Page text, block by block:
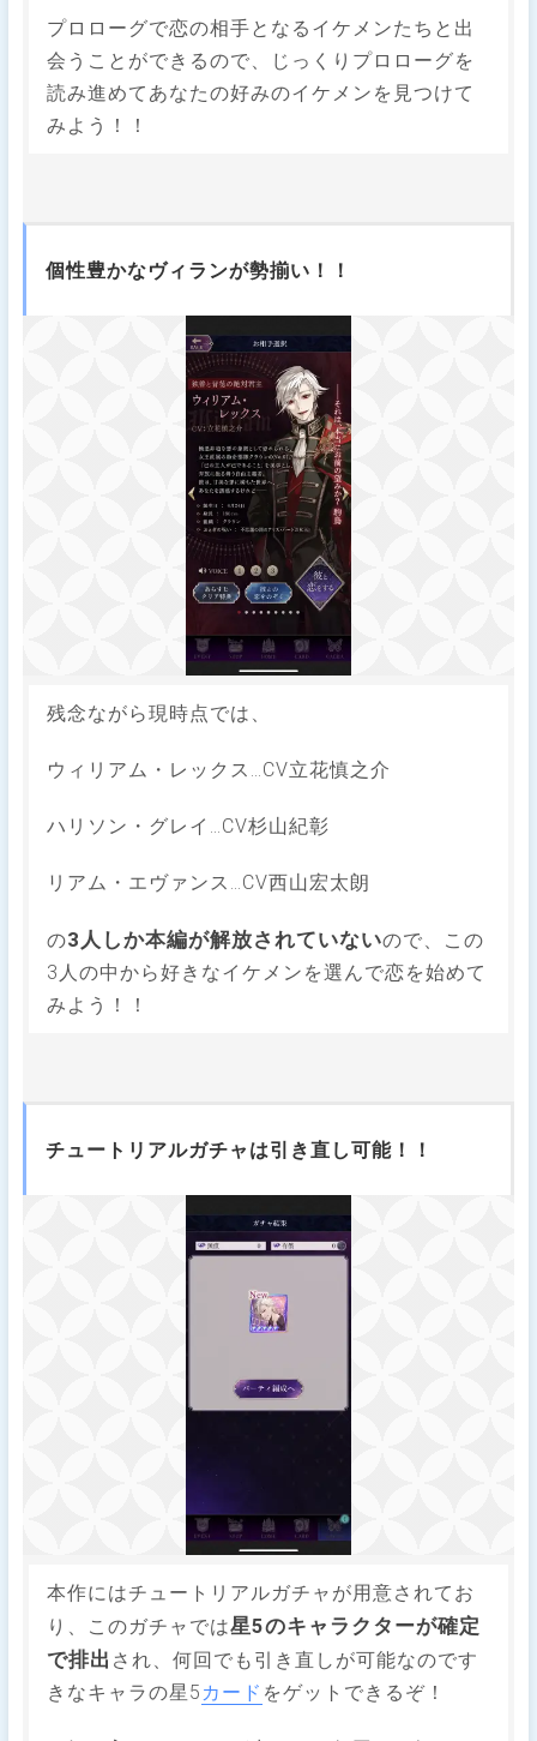
プロローグで恋の相手となるイケメンたちと出
会うことができるので、じっくりプロローグを
読み進めてあなたの好みのイケメンを見つけて
みよう！！
個性豊かなヴィランが勢揃い！！
残念ながら現時点では、
ウィリアム・レックス…CV立花慎之介
ハリソン・グレイ…CV杉山紀彰
リアム・エヴァンス…CV西山宏太朗
の3人しか本編が解放されていないので、この
3人の中から好きなイケメンを選んで恋を始めて
みよう！！
チュートリアルガチャは引き直し可能！！
本作にはチュートリアルガチャが用意されてお
り、このガチャでは星5のキャラクターが確定
で排出 され、何回でも引き直しが可能なのです
きなキャラの星5 カード をゲットできるぞ！